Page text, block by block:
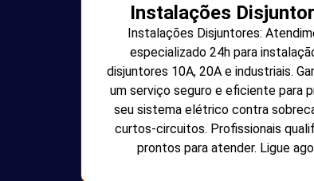
Instalações
Instalações Disjuntores:
especializado 24h para
disjuntores 10A, 20A e industriais.
um serviço seguro e eficiente para
seu sistema elétrico contra
curtos-circuitos. Profissionais
prontos para atender. Ligue